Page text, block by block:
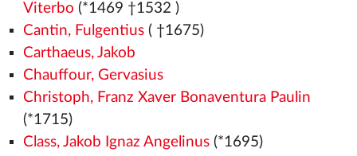
Viterbo (*1469 †1532 )
Cantin, Fulgentius( †1675)
Carthaeus, Jakob
Chauffour, Gervasius
Christoph, Franz Xaver Bonaventura Paulin
(*1715)
Class, Jakob Ignaz Angelinus(*1695)